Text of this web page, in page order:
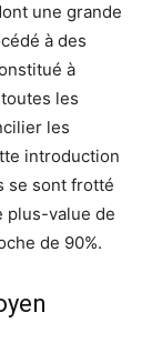
une grande
à des
à
les
les
introduction
se sont frotté
plus-value de
de 90%.